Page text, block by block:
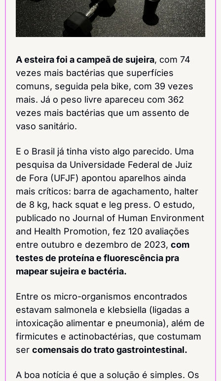
A esteira foi a campeã de sujeira, com 74
vezes mais bactérias que superfícies
comuns, seguida pela bike, com 39 vezes
mais. Já o peso livre apareceu com 362
vezes mais bactérias que um assento de
vaso sanitário.
E o Brasil já tinha visto algo parecido. Uma
pesquisa da Universidade Federal de Juiz
de Fora (UFJF) apontou aparelhos ainda
mais críticos: barra de agachamento, halter
de 8 kg, hack squat e leg press. O estudo,
publicado no Journal of Human Environment
and Health Promotion, fez 120 avaliações
entre outubro e dezembro de 2023, com
testes de proteína e fluorescência pra
mapear sujeira e bactéria.
Entre os micro-organismos encontrados
estavam salmonela e klebsiella (ligadas a
intoxicação alimentar e pneumonia), além de
firmicutes e actinobactérias, que costumam
ser comensais do trato gastrointestinal.
A boa notícia é que a solução é simples. Os